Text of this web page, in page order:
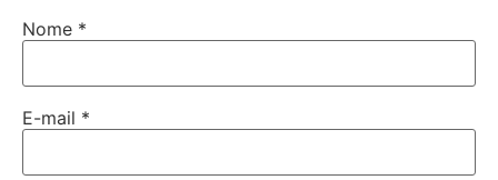
Nome *
E-mail *